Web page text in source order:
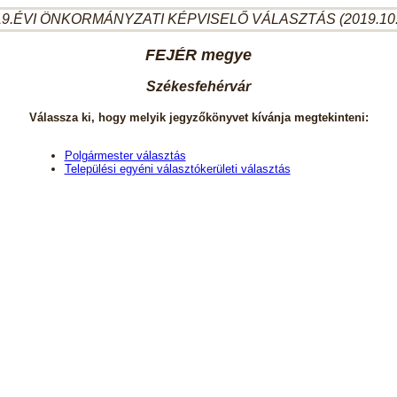
ÖNKORMÁNYZATI KÉPVISELŐ VÁLASZTÁS
FEJÉR megye
Székesfehérvár
Válassza ki, hogy melyik jegyzőkönyvet kívánja megtekinteni:
Polgármester választás
Települési egyéni választókerületi választás